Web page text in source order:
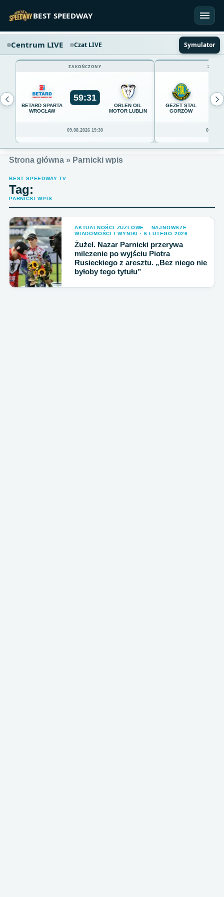
BEST SPEEDWAY
Centrum LIVE Czat LIVE Symulator
ZAKOŃCZONY
BETARD SPARTA
WROCŁAW
59:31
ORLEN OIL
MOTOR LUBLIN
09.08.2026 19:30
GEZET STAL
GORZÓW
54
Strona główna » Parnicki wpis
BEST SPEEDWAY TV
Tag:
PARNICKI WPIS
AKTUALNOŚCI ŻUŻLOWE – NAJNOWSZE
WIADOMOŚCI I WYNIKI · 6 LUTEGO 2026
Żużel. Nazar Parnicki przerywa
milczenie po wyjściu Piotra
Rusieckiego z aresztu. „Bez niego nie
byłoby tego tytułu”